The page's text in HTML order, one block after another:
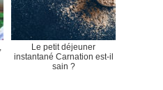
Le petit déjeuner
instantané Carnation est-il
sain ?